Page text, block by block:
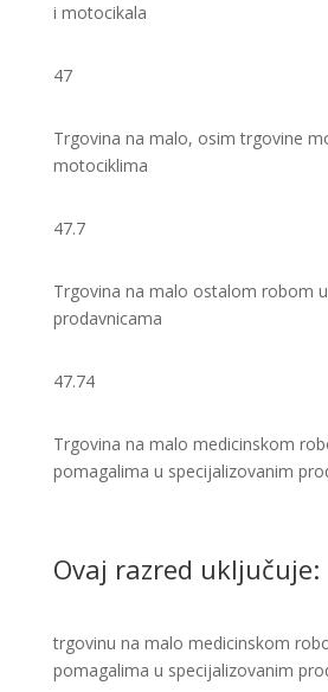
i motocikala
47
Trgovina na malo, osim trgovine
motociklima
47.7
Trgovina na malo ostalom robom
prodavnicama
47.74
Trgovina na malo medicinskom
pomagalima u specijalizovanim
Ovaj razred uključuje:
trgovinu na malo medicinskom
pomagalima u specijalizovanim